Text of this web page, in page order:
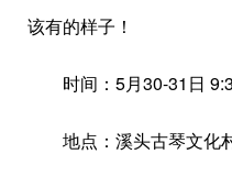
该有的样子！
时间：5月30-31日
地点：溪头古琴文化